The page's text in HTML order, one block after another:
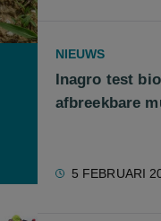
NIEUWS
Inagro test
afbreekbare
5 FEBRUARI